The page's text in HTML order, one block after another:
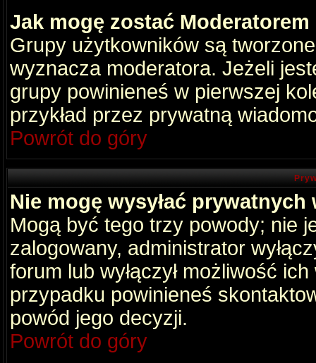
Jak mogę zostać
Grupy użytkowników są
wyznacza moderatora. Jeżeli
grupy powinieneś w pierwszej
przykład przez prywatną
Powrót do góry
Nie mogę wysyłać
Mogą być tego trzy powody; nie
zalogowany, administrator
forum lub wyłączył możliwość
przypadku powinieneś
powód jego decyzji.
Powrót do góry